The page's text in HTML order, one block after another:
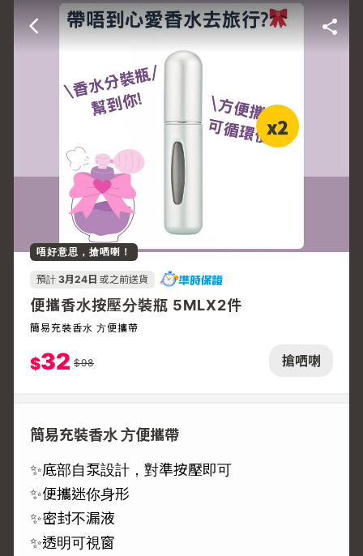
搶哂喇
唔好意思，搶哂喇！
預計 3月24日 或之前送貨
便攜香水按壓分裝瓶 5MLX2件
簡易充裝香水 方便攜帶
$32 $98
簡易充裝香水 方便攜帶
✨底部自泵設計，對準按壓即可
✨便攜迷你身形
✨密封不漏液
✨透明可視窗